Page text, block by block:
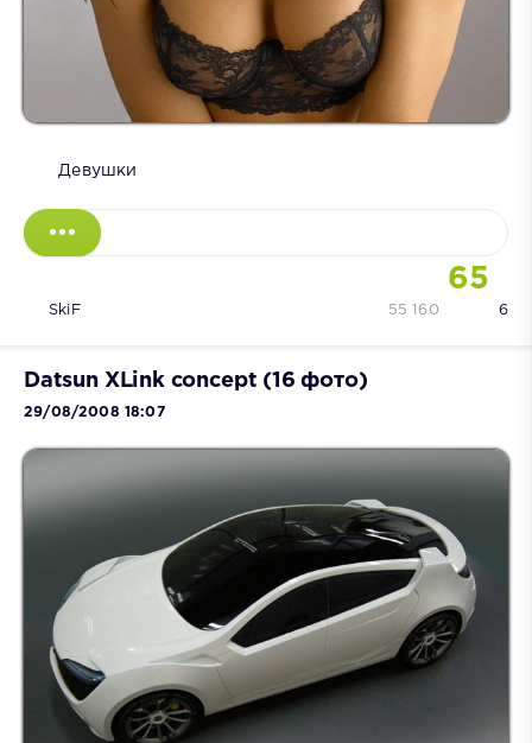
Девушки
65
SkiF 6
55 160
Datsun XLink concept (16 фото)
29/08/2008 18:07